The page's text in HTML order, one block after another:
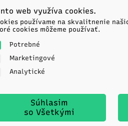
D
web využíva cookies.
používame na skvalitnenie
cookies môžeme používať.
Potrebné
Marketingové
Analytické
Súhlasim
so Všetkými